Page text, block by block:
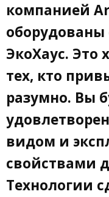
компанией
ЭкоХаус. Это
тех, кто
разумно. Вы
видом и
свойствами
Технологии